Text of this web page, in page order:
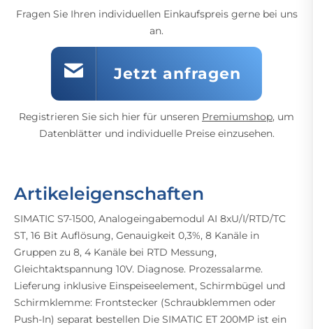
Fragen Sie Ihren individuellen Einkaufspreis gerne bei uns
an.
Jetzt anfragen
Registrieren Sie sich hier für unseren Premiumshop, um
Datenblätter und individuelle Preise einzusehen.
Artikeleigenschaften
SIMATIC S7-1500, Analogeingabemodul AI 8xU/I/RTD/TC
ST, 16 Bit Auflösung, Genauigkeit 0,3%, 8 Kanäle in
Gruppen zu 8, 4 Kanäle bei RTD Messung,
Gleichtaktspannung 10V. Diagnose. Prozessalarme.
Lieferung inklusive Einspeiseelement, Schirmbügel und
Schirmklemme: Frontstecker (Schraubklemmen oder
Push-In) separat bestellen Die SIMATIC ET 200MP ist ein